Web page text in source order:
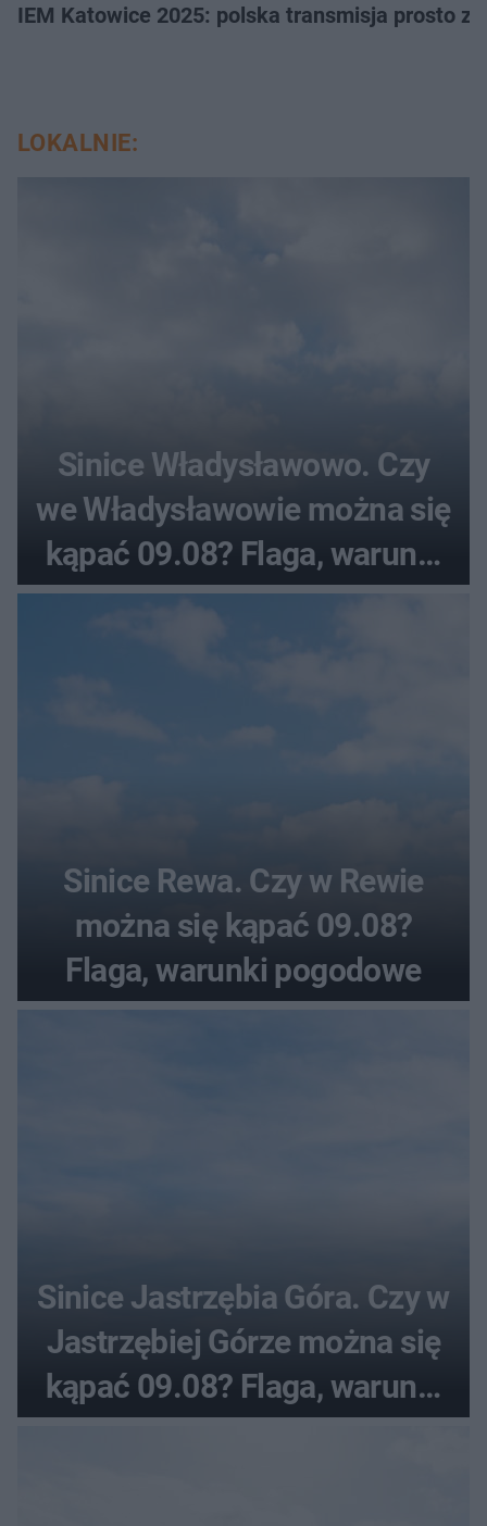
IEM Katowice 2025: polska transmisja prosto
LOKALNIE:
Sinice Władysławowo. Czy
we Władysławowie można się
kąpać 09.08? Flaga, warunki
pogodowe
Sinice Rewa. Czy w Rewie
można się kąpać 09.08?
Flaga, warunki pogodowe
Sinice Jastrzębia Góra. Czy w
Jastrzębiej Górze można się
kąpać 09.08? Flaga, warunki